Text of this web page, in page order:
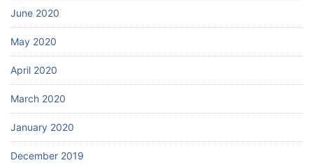
June 2020
May 2020
April 2020
March 2020
January 2020
December 2019